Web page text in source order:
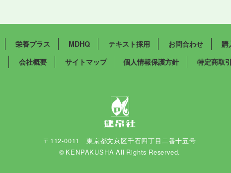
栄養プラス MDHQ テキスト採用 お問合わせ 購
会社概要 サイトマップ 個人情報保護方針 特定商取
〒112-0011 東京都文京区千石四丁目二番十五号
© KENPAKUSHA All Rights Reserved.